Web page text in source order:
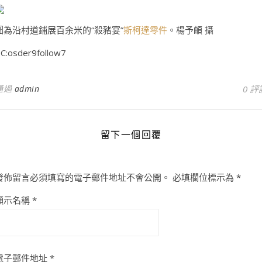
為沿村道鋪展百余米的“殺豬宴”斯柯達零件 。楊予頔 攝
過 admin 0 評
留下一個回覆
佈留言必須填寫的電子郵件地址不會公開。 必填欄位標示為 *
示名稱 *
子郵件地址 *